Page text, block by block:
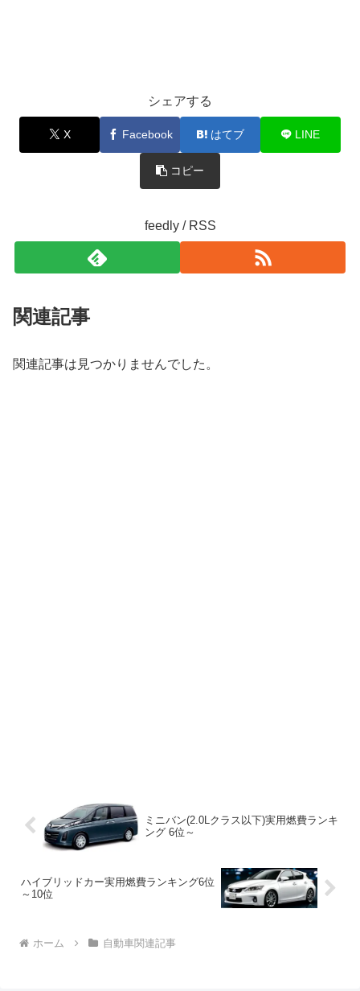
シェアする
X Facebook はてブ LINE
コピー
feedly / RSS
関連記事
関連記事は見つかりませんでした。
ミニバン(2.0Lクラス以下)実用燃費ランキ
ング 6位～
ハイブリッドカー実用燃費ランキング6位
～10位
ホーム 自動車関連記事